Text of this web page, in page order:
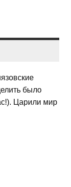
было
Царили мир